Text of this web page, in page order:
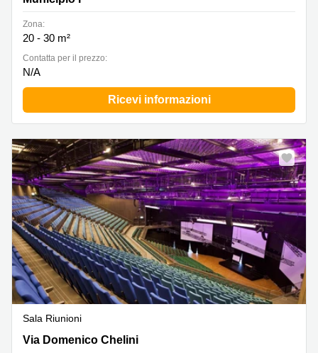
Zona:
20 - 30 m²
Сontatta per il prezzo:
N/A
Ricevi informazioni
Sala Riunioni
Via Domenico Chelini 41, Municipio II
Via Domenico Chelini